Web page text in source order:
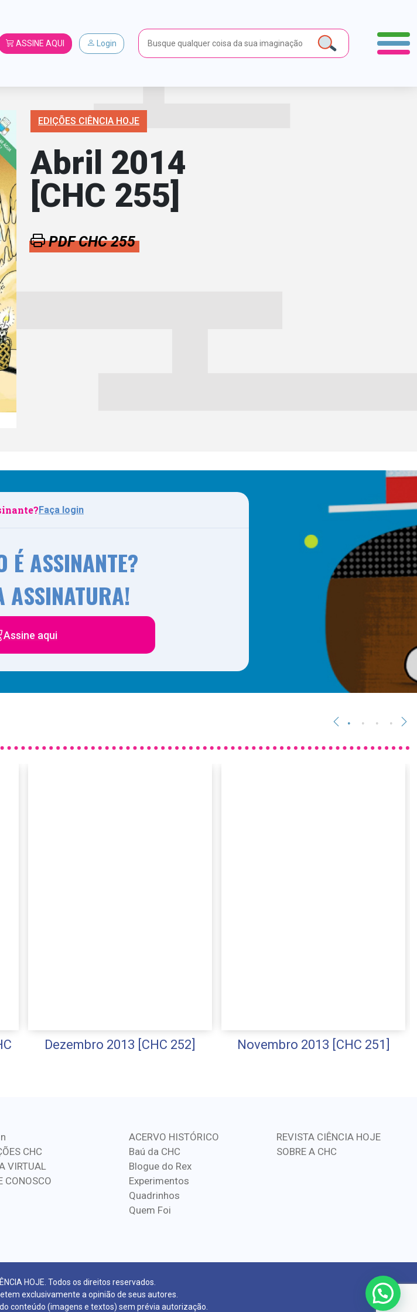
ASSINE AQUI Login
EDIÇÕES CIÊNCIA HOJE
Abril 2014
[CHC 255]
PDF CHC 255
Faça login
É ASSINANTE?
ASSINATURA!
Assine aqui
Dezembro 2013 [CHC 252] Novembro 2013 [CHC 251]
CHC
VIRTUAL
CONOSCO
ACERVO HISTÓRICO
Baú da CHC
Blogue do Rex
Experimentos
Quadrinhos
Quem Foi
REVISTA CIÊNCIA HOJE
SOBRE A CHC
HOJE. Todos os direitos reservados.
exclusivamente a opinião de seus autores.
conteúdo (imagens e textos) sem prévia autorização.